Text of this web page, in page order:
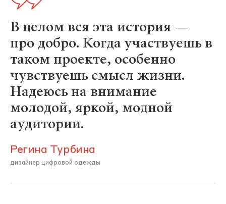
В целом вся эта история —
про добро. Когда участвуешь в
таком проекте, особенно
чувствуешь смысл жизни.
Надеюсь на внимание
молодой, яркой, модной
аудитории.
Регина Турбина
дизайнер цифровой одежды